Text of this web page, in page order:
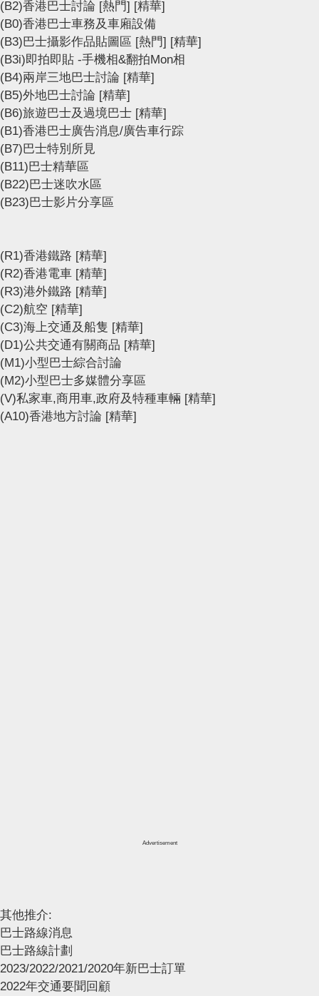
(B2)香港巴士討論 [熱門] [精華]
(B0)香港巴士車務及車廂設備
(B3)巴士攝影作品貼圖區 [熱門] [精華]
(B3i)即拍即貼 -手機相&翻拍Mon相
(B4)兩岸三地巴士討論 [精華]
(B5)外地巴士討論 [精華]
(B6)旅遊巴士及過境巴士 [精華]
(B1)香港巴士廣告消息/廣告車行踪
(B7)巴士特別所見
(B11)巴士精華區
(B22)巴士迷吹水區
(B23)巴士影片分享區
(R1)香港鐵路 [精華]
(R2)香港電車 [精華]
(R3)港外鐵路 [精華]
(C2)航空 [精華]
(C3)海上交通及船隻 [精華]
(D1)公共交通有關商品 [精華]
(M1)小型巴士綜合討論
(M2)小型巴士多媒體分享區
(V)私家車,商用車,政府及特種車輛 [精華]
(A10)香港地方討論 [精華]
Advertisement
其他推介:
巴士路線消息
巴士路線計劃
2023/2022/2021/2020年新巴士訂單
2022年交通要聞回顧